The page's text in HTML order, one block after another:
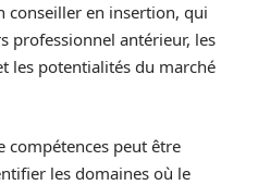
conseiller en insertion, qui
professionnel antérieur, les
les potentialités du marché
compétences peut être
les domaines où le